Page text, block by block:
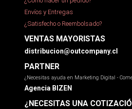
Envíos y Entregas
¿Satisfecho o Reembolsado?
VENTAS MAYORISTAS
distribucion@outcompany.cl
PARTNER
¿Necesitas ayuda en Marketing Digital -
Agencia BIZEN
¿NECESITAS UNA